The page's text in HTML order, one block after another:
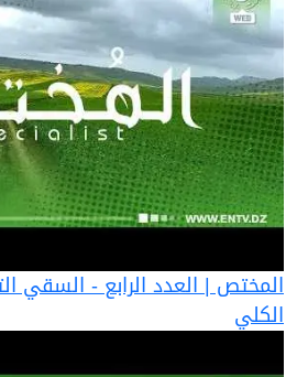
المختص | العدد الرابع - السقي
الكلي